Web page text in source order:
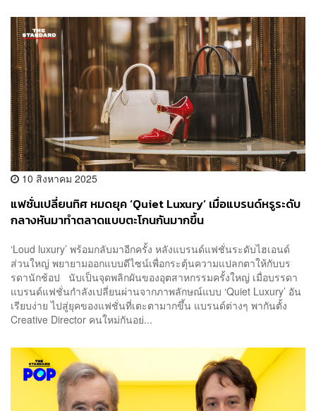
10 สิงหาคม 2025
แฟชั่นเปลี่ยนทิศ หมดยุค ‘Quiet Luxury’ เมื่อแบรนด์หรูระดับ
กลางหันมาทำตลาดแบบตะโกนกันมากขึ้น
‘Loud luxury’ พร้อมกลับมาอีกครั้ง หลังแบรนด์แฟชั่นระดับไฮเอนด์
ส่วนใหญ่ พยายามออกแบบดีไซน์เพื่อกระตุ้นความแปลกตาให้กับบร
รดานักช้อป นับเป็นจุดพลิกผันของอุตสาหกรรมครั้งใหญ่ เมื่อบรรดา
แบรนด์แฟชั่นกำลังเปลี่ยนผ่านจากภาพลักษณ์แบบ ‘Quiet Luxury’ อัน
เรียบง่าย ไปสู่ยุคของแฟชั่นที่เตะตามากขึ้น แบรนด์ต่างๆ พากันตั้ง
Creative Director คนใหม่กันอย่...